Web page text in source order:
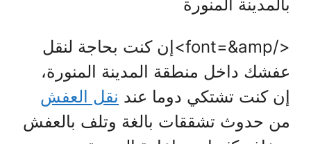
بالمدينة المنورة
</font=&amp>إن كنت بحاجة لنقل
عفشك داخل منطقة المدينة المنورة،
إن كنت تشتكي دوما عند نقل العفش
من حدوث تشققات بالغة وتلف بالعفش